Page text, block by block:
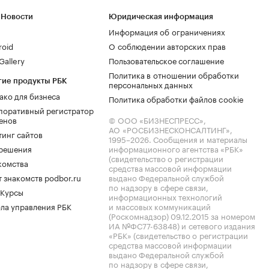
продукты РБК
для бизнеса
регистратор
сайтов
знакомств podbor.ru
управления РБК
Юридическая информация
Информация об ограничениях
О соблюдении авторских прав
Пользовательское соглашение
Политика в отношении обработки
персональных данных
Политика обработки файлов cookie
© ООО «БИЗНЕСПРЕСС»,
АО «РОСБИЗНЕСКОНСАЛТИНГ»,
1995–2026. Сообщения и материалы
информационного агентства «РБК»
(свидетельство о регистрации
средства массовой информации
выдано Федеральной службой
по надзору в сфере связи,
информационных технологий
и массовых коммуникаций
(Роскомнадзор) 09.12.2015 за номером
ИА №ФС77-63848) и сетевого издания
«РБК» (свидетельство о регистрации
средства массовой информации
выдано Федеральной службой
по надзору в сфере связи,